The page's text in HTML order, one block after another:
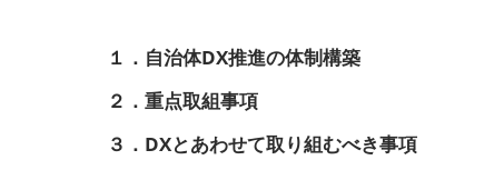
１．自治体DX推進の体制構築
２．重点取組事項
３．DXとあわせて取り組むべき事項